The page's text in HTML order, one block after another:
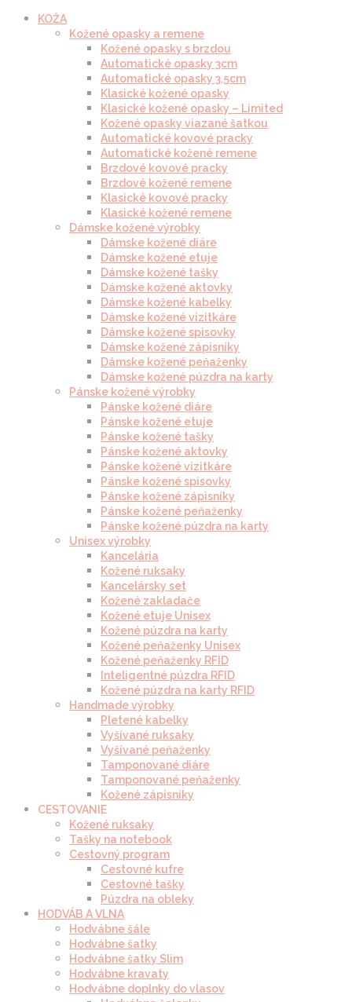
KOŽA
Kožené opasky a remene
Kožené opasky s brzdou
Automatické opasky 3cm
Automatické opasky 3.5cm
Klasické kožené opasky
Klasické kožené opasky – Limited
Kožené opasky viazané šatkou
Automatické kovové pracky
Automatické kožené remene
Brzdové kovové pracky
Brzdové kožené remene
Klasické kovové pracky
Klasické kožené remene
Dámske kožené výrobky
Dámske kožené diáre
Dámske kožené etuje
Dámske kožené tašky
Dámske kožené aktovky
Dámske kožené kabelky
Dámske kožené vizitkáre
Dámske kožené spisovky
Dámske kožené zápisníky
Dámske kožené peňaženky
Dámske kožené púzdra na karty
Pánske kožené výrobky
Pánske kožené diáre
Pánske kožené etuje
Pánske kožené tašky
Pánske kožené aktovky
Pánske kožené vizitkáre
Pánske kožené spisovky
Pánske kožené zápisníky
Pánske kožené peňaženky
Pánske kožené púzdra na karty
Unisex výrobky
Kancelária
Kožené ruksaky
Kancelársky set
Kožené zakladače
Kožené etuje Unisex
Kožené púzdra na karty
Kožené peňaženky Unisex
Kožené peňaženky RFID
Inteligentné púzdra RFID
Kožené púzdra na karty RFID
Handmade výrobky
Pletené kabelky
Vyšívané ruksaky
Vyšívané peňaženky
Tamponované diáre
Tamponované peňaženky
Kožené zápisníky
CESTOVANIE
Kožené ruksaky
Tašky na notebook
Cestovný program
Cestovné kufre
Cestovné tašky
Púzdra na obleky
HODVÁB A VLNA
Hodvábne šále
Hodvábne šatky
Hodvábne šatky Slim
Hodvábne kravaty
Hodvábne doplnky do vlasov